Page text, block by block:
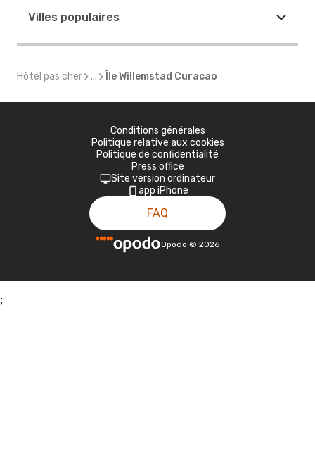
Villes populaires
Hôtel pas cher ... Île Willemstad Curacao
Conditions générales
Politique relative aux cookies
Politique de confidentialité
Press office
Site version ordinateur
app iPhone
FAQ
Opodo © 2026
;